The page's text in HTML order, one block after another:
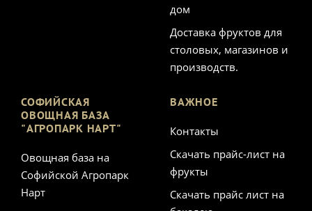
дом
Доставка фруктов для
столовых, магазинов и
производств.
СОФИЙСКАЯ
ОВОЩНАЯ БАЗА
"АГРОПАРК НАРТ"
Овощная база на
Софийской Агропарк
Нарт
ВАЖНОЕ
Контакты
Скачать прайс-лист на
фрукты
Скачать прайс лист на